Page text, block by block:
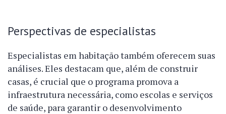
Perspectivas de especialistas
Especialistas em habitação também oferecem suas
análises. Eles destacam que, além de construir
casas, é crucial que o programa promova a
infraestrutura necessária, como escolas e serviços
de saúde, para garantir o desenvolvimento